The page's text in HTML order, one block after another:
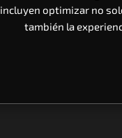
incluyen optimizar no
también la